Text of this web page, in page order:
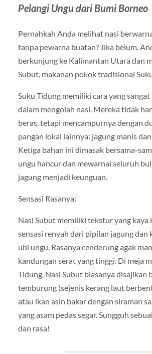
Pelangi Ungu dari Bumi Borneo
Pernahkah Anda melihat nasi
tanpa pewarna buatan? Jika belum,
berkunjung ke Kalimantan Utara dan
Subut, makanan pokok tradisional
Suku Tidung memiliki cara yang
dalam mengolah nasi. Mereka tidak
beras, tetapi mencampurnya dengan
pangan lokal lainnya: jagung manis
Ketiga bahan ini dimasak bersama-
ungu hancur dan mewarnai seluruh
jagung menjadi keunguan.
Sensasi Rasanya:
Nasi Subut memiliki tekstur yang kaya
sensasi renyah dari pipilan jagung dan
ubi ungu. Rasanya cenderung agak
kandungan serat yang tinggi. Di meja
Tidung, Nasi Subut biasanya disajikan
temburung (sejenis kerang laut
atau ikan asin bakar dengan siraman
yang asam pedas segar. Sungguh
dan rasa!